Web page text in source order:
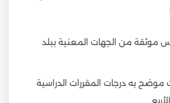
موثقة من الجهات المعنية ببلد
موضح به درجات المقررات الدراسية